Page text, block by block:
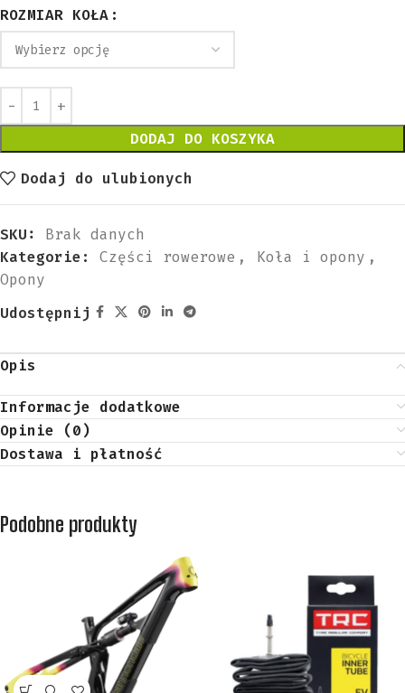
ROZMIAR KOŁA
DODAJ DO KOSZYKA
Dodaj do ulubionych
SKU: Brak danych
Kategorie:
Części rowerowe , Koła i opony ,
Opony
Udostępnij
Opis
Informacje dodatkowe
Opinie (0)
Dostawa i płatność
Podobne produkty